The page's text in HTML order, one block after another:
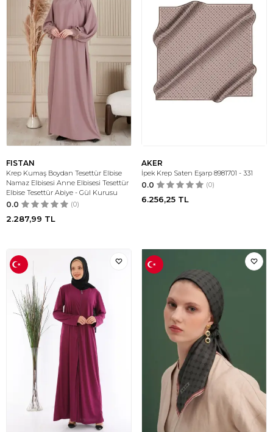
FISTAN
Krep Kumaş Boydan Tesettür Elbise
Namaz Elbisesi Anne Elbisesi Tesettür
Elbise Tesettür Abiye - Gül Kurusu
0.0 (0)
2.287,99 TL
AKER
İpek Krep Saten Eşarp 8981701 - 331
0.0 (0)
6.256,25 TL